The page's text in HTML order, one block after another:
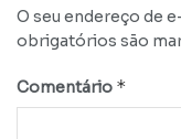
O seu endereço de
obrigatórios são
Comentário *